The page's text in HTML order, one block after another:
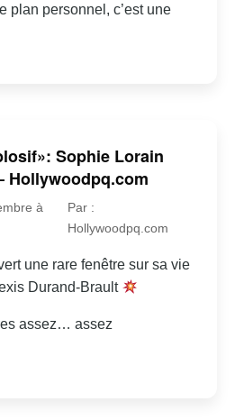
plan personnel, c’est une
Sophie Lorain
Hollywoodpq.com
à
Par :
Hollywoodpq.com
une rare fenêtre sur sa vie
Durand-Brault
assez… assez